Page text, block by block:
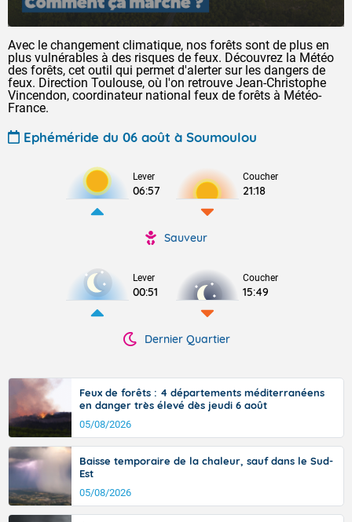
Avec le changement climatique, nos forêts sont de plus en
plus vulnérables à des risques de feux. Découvrez la Météo
des forêts, cet outil qui permet d'alerter sur les dangers de
feux. Direction Toulouse, où l'on retrouve Jean-Christophe
Vincendon, coordinateur national feux de forêts à Météo-
France.
Ephéméride du 06 août à Soumoulou
Lever
06:57
Coucher
21:18
Sauveur
Lever
00:51
Coucher
15:49
Dernier Quartier
Feux de forêts : 4 départements méditerranéens
en danger très élevé dès jeudi 6 août
05/08/2026
Baisse temporaire de la chaleur, sauf dans le Sud-
Est
05/08/2026